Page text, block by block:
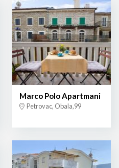
Marco Polo Apartmani
Petrovac, Obala,99